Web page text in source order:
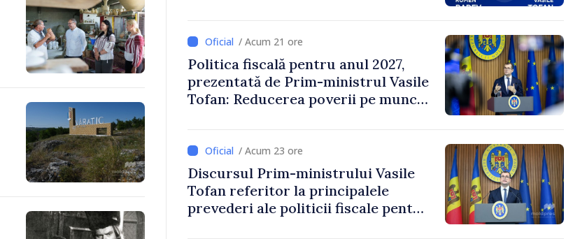
/ Acum 21 ore
Politica fiscală pentru anul 2027,
prezentată de Prim-ministrul Vasile
Tofan: Reducerea poverii pe muncă,
/ Acum 23 ore
Discursul Prim-ministrului Vasile
Tofan referitor la principalele
prevederi ale politicii fiscale pentru